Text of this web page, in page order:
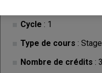
Cycle : 1
Type de cours :
Nombre de crédits : 3